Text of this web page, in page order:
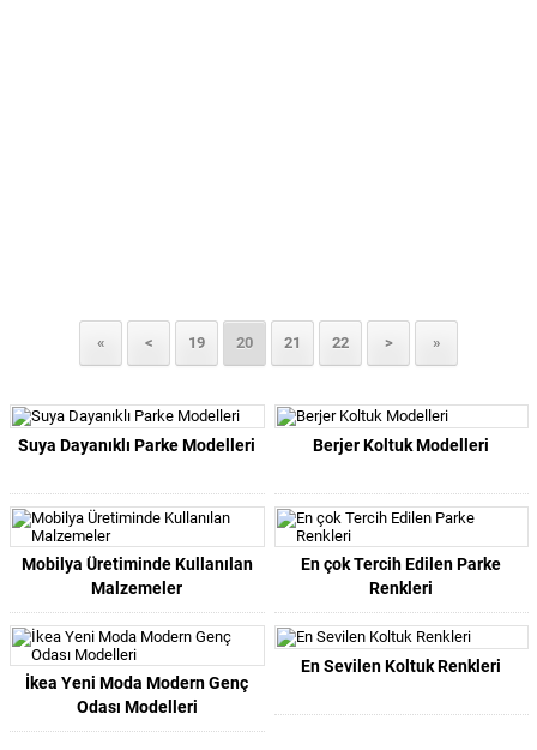
« < 19 20 21 22 > »
Suya Dayanıklı Parke Modelleri Berjer Koltuk Modelleri
Mobilya Üretiminde Kullanılan
Malzemeler
En çok Tercih Edilen Parke
Renkleri
İkea Yeni Moda Modern Genç
Odası Modelleri
En Sevilen Koltuk Renkleri